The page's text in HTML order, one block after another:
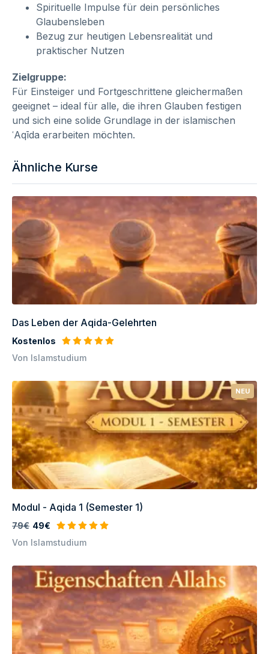
Spirituelle Impulse für dein persönliches
Glaubensleben
Bezug zur heutigen Lebensrealität und
praktischer Nutzen
Zielgruppe:
Für Einsteiger und Fortgeschrittene gleichermaßen
geeignet – ideal für alle, die ihren Glauben festigen
und sich eine solide Grundlage in der islamischen
ʿAqīda erarbeiten möchten.
Ähnliche Kurse
Das Leben der Aqida-Gelehrten
Kostenlos
Von Islamstudium
NEU
Modul - Aqida 1 (Semester 1)
79€ 49€
Von Islamstudium